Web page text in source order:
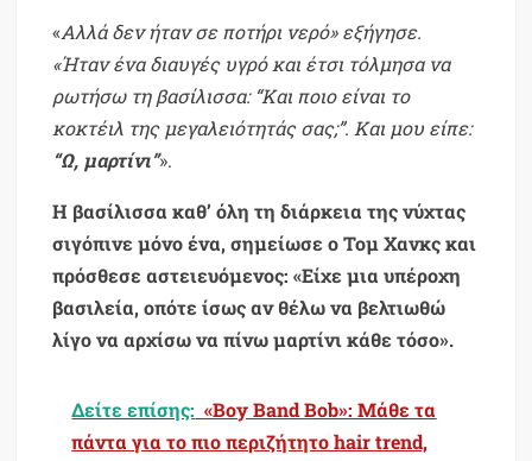
«Αλλά δεν ήταν σε ποτήρι νερό» εξήγησε.
«Ήταν ένα διαυγές υγρό και έτσι τόλμησα να
ρωτήσω τη βασίλισσα: “Και ποιο είναι το
κοκτέιλ της μεγαλειότητάς σας;”. Kαι μου είπε:
“Ω, μαρτίνι”».
H βασίλισσα καθ’ όλη τη διάρκεια της νύχτας
σιγόπινε μόνο ένα, σημείωσε ο Τομ Χανκς και
πρόσθεσε αστειευόμενος: «Είχε μια υπέροχη
βασιλεία, οπότε ίσως αν θέλω να βελτιωθώ
λίγο να αρχίσω να πίνω μαρτίνι κάθε τόσο».
Δείτε επίσης: «Boy Band Bob»: Μάθε τα
πάντα για το πιο περιζήτητο hair trend,